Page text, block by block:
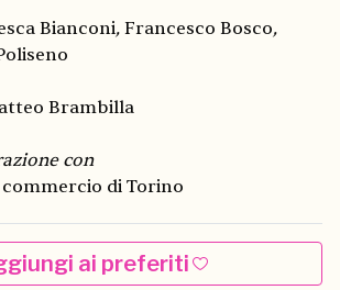
Bianconi, Francesco Bosco,
Brambilla
con
commercio di Torino
ai preferiti